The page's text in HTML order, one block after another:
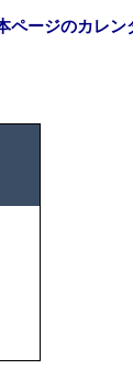
ージのカレ